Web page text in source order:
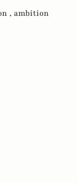
, ambition